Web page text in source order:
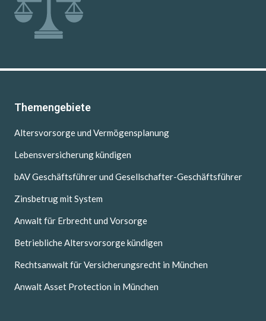
Themengebiete
Altersvorsorge und Vermögensplanung
Lebensversicherung kündigen
bAV Geschäftsführer und Gesellschafter-Geschäftsführer
Zinsbetrug mit System
Anwalt für Erbrecht und Vorsorge
Betriebliche Altersvorsorge kündigen
Rechtsanwalt für Versicherungsrecht in München
Anwalt Asset Protection in München